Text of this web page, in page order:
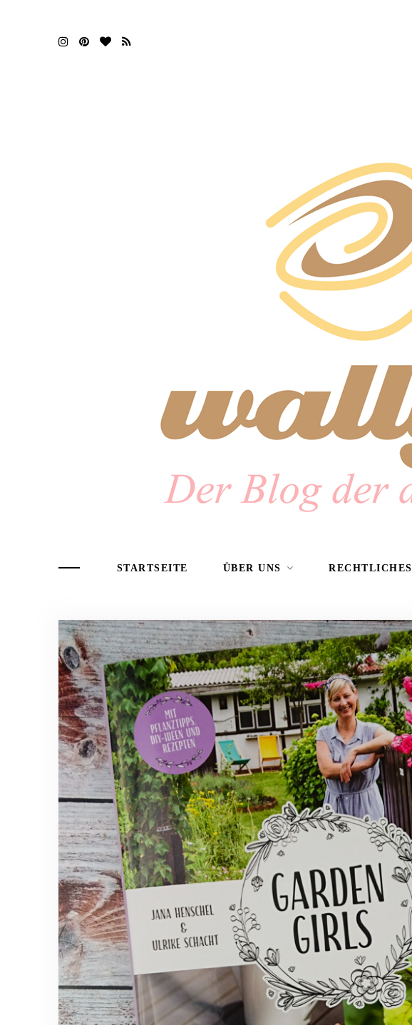
STARTSEITE ÜBER UNS RECHTLICHES